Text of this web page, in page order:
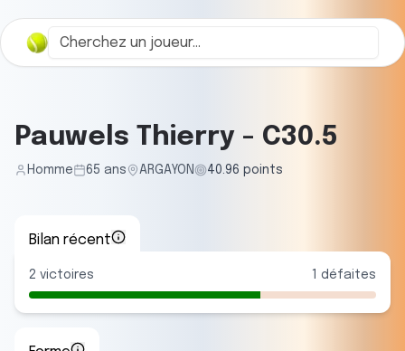
Pauwels Thierry - C30.5
Homme 65 ans ARGAYON 40.96 points
Bilan récent
2 victoires défaites